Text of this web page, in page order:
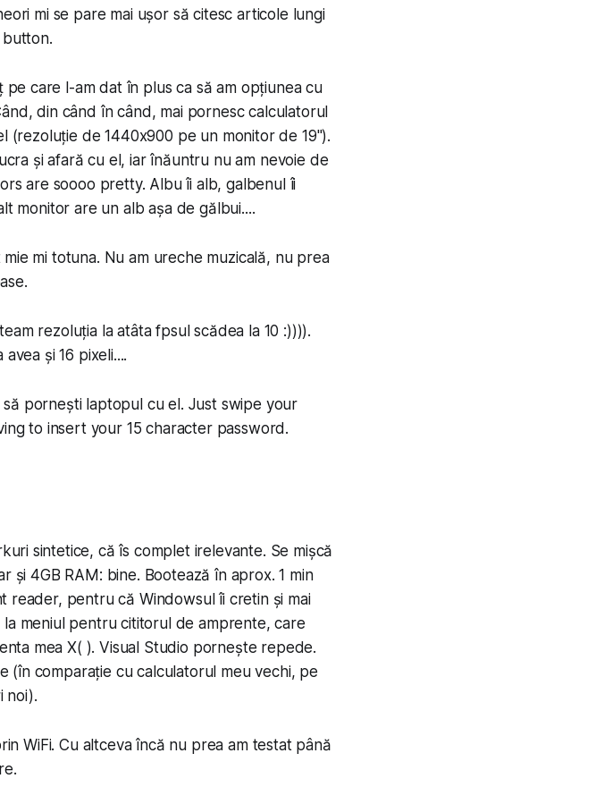
mi se pare mai ușor să citesc articole lungi
care l-am dat în plus ca să am opțiunea cu
din când în când, mai pornesc cal­cu­la­torul
(rezoluție de 1440x900 pe un monitor de 19").
și afară cu el, iar înăuntru nu am nevoie de
are soooo pretty. Albu îi alb, galbenul îi
monitor are un alb așa de gălbui....
mi totuna. Nu am ureche muzicală, nu prea
rezoluția la atâta fpsul scădea la 10 :)))).
și 16 pixeli....
pornești laptopul cu el. Just swipe your
to insert your 15 character password.
sintetice, că îs complet irelevante. Se mișcă
și 4GB RAM: bine. Bootează în aprox. 1 min
pentru că Windowsul îi cretin și mai
meniul pentru cititorul de amprente, care
mea X( ). Visual Studio pornește repede.
(în comparație cu cal­cu­la­torul meu vechi, pe
noi).
WiFi. Cu altceva încă nu prea am testat până